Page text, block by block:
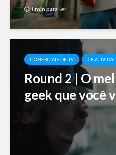
1 min para ler
COMERCIAIS DE TV
Round 2 | O
geek que você